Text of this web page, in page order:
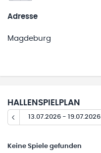
Adresse
Magdeburg
HALLENSPIELPLAN
13.07.2026 - 19.07.2026
Keine Spiele gefunden